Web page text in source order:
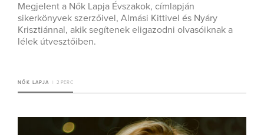
Megjelent a Nők Lapja Évszakok, címlapján
sikerkönyvek szerzőivel, Almási Kittivel és Nyáry
Krisztiánnal, akik segítenek eligazodni olvasóiknak a
lélek útvesztőiben.
NŐK LAPJA 2 PERC